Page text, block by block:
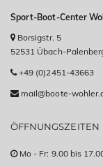
Sport-Boot-Center
Borsigstr. 5
52531 Übach-
+49 (0)2451-43663
mail@boote-
ÖFFNUNGSZEITEN
Mo - Fr: 9.00 bis